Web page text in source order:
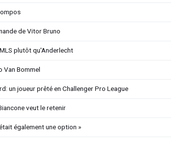
de Vitor Bruno
plutôt qu'Anderlecht
Van Bommel
un joueur prêté en Challenger Pro League
veut le retenir
également une option »